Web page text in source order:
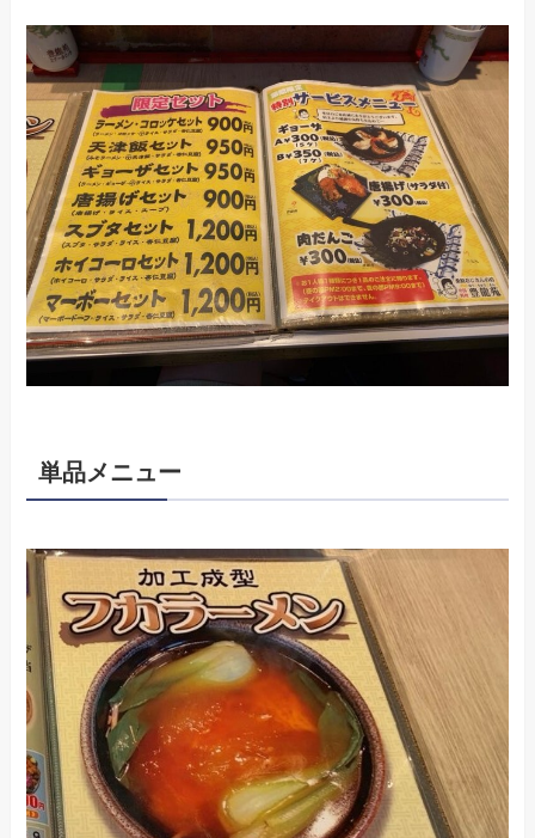
単品メニュー